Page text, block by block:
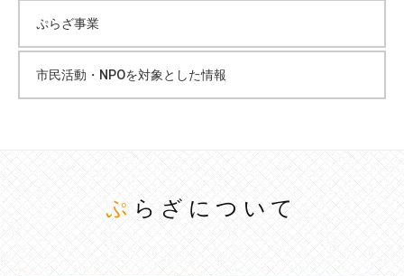
ぷらざ事業
市民活動・NPOを対象とした情報
ぷらざについて